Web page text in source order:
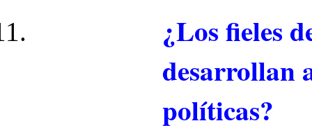
¿Los fieles
desarrollan
políticas?